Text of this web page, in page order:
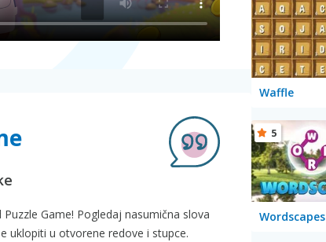
Game! Pogledaj nasumična slova
uklopiti u otvorene redove i stupce.
Waffle
Wordscapes
5